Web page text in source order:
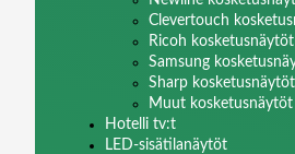
Clevertouch
Ricoh kosketusnäytöt
Samsung
Sharp kosketusnäytöt
Muut kosketusnäytöt
Hotelli tv:t
LED-sisätilanäytöt